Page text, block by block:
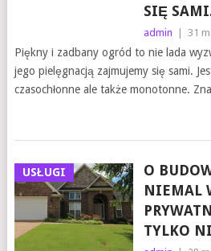
SIĘ
admin 31
Piękny i zadbany ogród to nie lada
jego pielęgnacją zajmujemy się sami.
czasochłonne ale także monotonne.
USŁUGI
O
NIEMAL
TYLKO